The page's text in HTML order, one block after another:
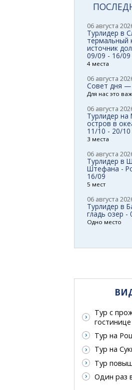
06 августа
Турлидер в
термальный
источник
09/09 - 16/09
4 места
06 августа
Совет дня —
Для нас это
06 августа
Турлидер
остров в
11/10 - 20/10
3 места
06 августа
Турлидер в
Штефана -
16/09
5 мест
06 августа
Турлидер в
гладь озер -
Одно место
Тур с
гостинице
Тур на
Тур на
Тур
Один раз